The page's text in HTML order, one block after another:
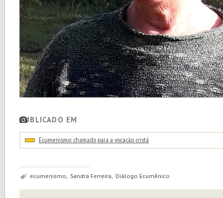
PUBLICADO EM
Ecumenismo: chamado para a vocação cristã
Tags:ecumenismo, Sandra Ferreira, Diálogo Ecumênico